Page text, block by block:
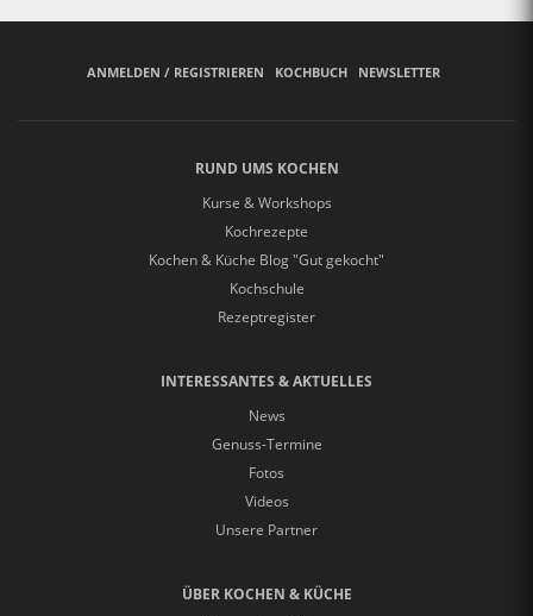
ANMELDEN / REGISTRIEREN KOCHBUCH NEWSLETTER
RUND UMS KOCHEN
Kurse & Workshops
Kochrezepte
Kochen & Küche Blog "Gut gekocht"
Kochschule
Rezeptregister
INTERESSANTES & AKTUELLES
News
Genuss-Termine
Fotos
Videos
Unsere Partner
ÜBER KOCHEN & KÜCHE